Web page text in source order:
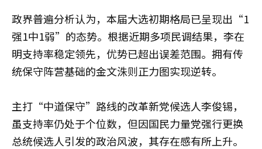
政界普遍分析认为，本届大选初期格局已呈现出“1
强1中1弱”的态势。根据近期多项民调结果，李在
明支持率稳定领先，优势已超出误差范围。拥有传
统保守阵营基础的金文洙则正力图实现逆转。
主打“中道保守”路线的改革新党候选人李俊锡，
虽支持率仍处于个位数，但因国民力量党强行更换
总统候选人引发的政治风波，其存在感有所上升。